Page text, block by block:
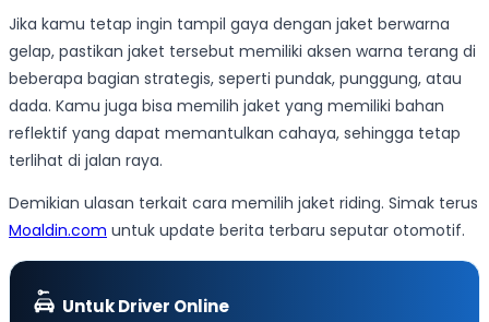
Jika kamu tetap ingin tampil gaya dengan jaket berwarna
gelap, pastikan jaket tersebut memiliki aksen warna terang di
beberapa bagian strategis, seperti pundak, punggung, atau
dada. Kamu juga bisa memilih jaket yang memiliki bahan
reflektif yang dapat memantulkan cahaya, sehingga tetap
terlihat di jalan raya.
Demikian ulasan terkait cara memilih jaket riding. Simak terus
Moaldin.com untuk update berita terbaru seputar otomotif.
Untuk Driver Online